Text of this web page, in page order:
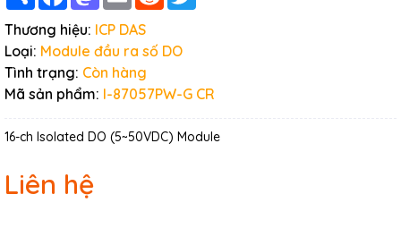
Thương hiệu: ICP DAS
Loại: Module đầu ra số DO
Tình trạng: Còn hàng
Mã sản phẩm: I-87057PW-G CR
16-ch Isolated DO (5~50VDC) Module
Liên hệ